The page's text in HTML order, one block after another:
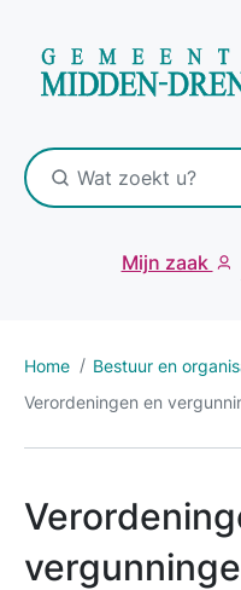
Mijn zaak
Home Bestuur en
Verordeningen en